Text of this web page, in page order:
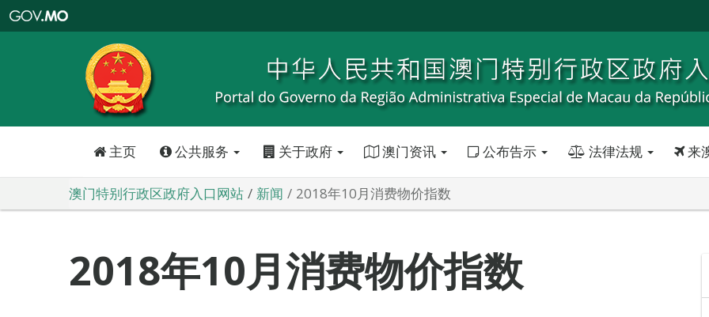
特
政
区
政
口
主页 公共服务 关于政府 澳门资讯 公布告示 法律法规 来
澳门特别行政区政府入口网站 新闻 2018年10月消费物价指数
2018年10月消费物价指数